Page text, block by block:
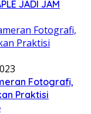
JADI JAM
Fotografi,
Praktisi